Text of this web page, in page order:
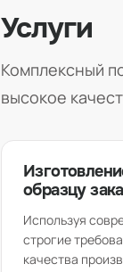
Услуги
Комплексный
высокое
образцу
Используя
строгие
качества